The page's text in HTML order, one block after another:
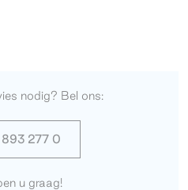
nodig? Bel ons:
277 0
u graag!